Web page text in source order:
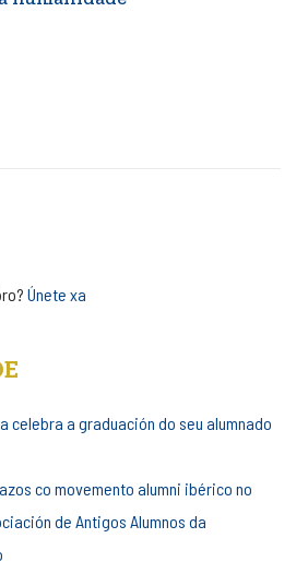
Únete xa
celebra a graduación do seu alumnado
co movemento alumni ibérico no
de Antigos Alumnos da